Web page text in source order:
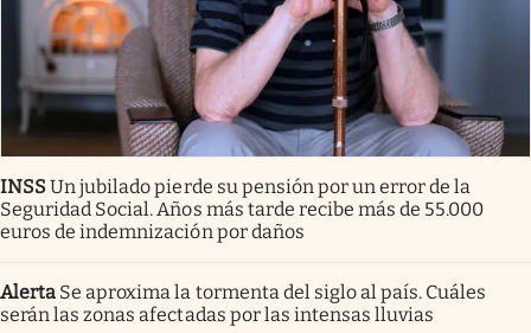
INSSUn jubilado pierde su pensión por un error de la
Seguridad Social. Años más tarde recibe más de 55.000
euros de indemnización por daños
Alerta Se aproxima la tormenta del siglo al país. Cuáles
serán las zonas afectadas por las intensas lluvias